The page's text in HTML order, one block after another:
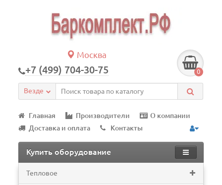
Москва
+7 (499) 704-30-75 0
Везде
Главная Производители
О компании
Доставка и оплата
Контакты
Купить оборудование
Тепловое